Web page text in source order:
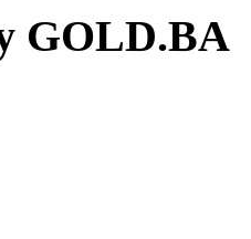
GOLD.BA